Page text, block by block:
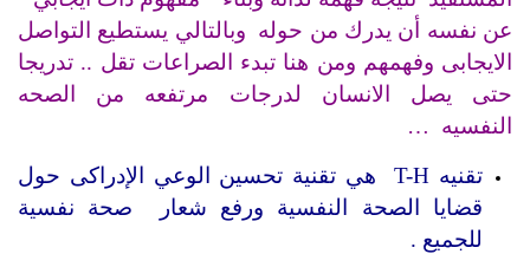
عن نفسه أن يدرك من حوله وبالتالي يستطيع التواصل
الايجابى وفهمهم ومن هنا تبدء الصراعات تقل .. تدريجا
حتى يصل الانسان لدرجات مرتفعه من الصحه
النفسيه …
تقنيه T-H هي تقنية تحسين الوعي الإدراكى حول
قضايا الصحة النفسية ورفع شعار صحة نفسية
للجميع .